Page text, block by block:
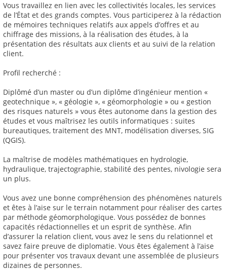
Vous travaillez en lien avec les collectivités locales, les services
de l’État et des grands comptes. Vous participerez à la rédaction
de mémoires techniques relatifs aux appels d’offres et au
chiffrage des missions, à la réalisation des études, à la
présentation des résultats aux clients et au suivi de la relation
client.
Profil recherché :
Diplômé d’un master ou d’un diplôme d’ingénieur mention «
geotechnique », « géologie », « géomorphologie » ou « gestion
des risques naturels » vous êtes autonome dans la gestion des
études et vous maîtrisez les outils informatiques : suites
bureautiques, traitement des MNT, modélisation diverses, SIG
(QGIS).
La maîtrise de modèles mathématiques en hydrologie,
hydraulique, trajectographie, stabilité des pentes, nivologie sera
un plus.
Vous avez une bonne compréhension des phénomènes naturels
et êtes à l’aise sur le terrain notamment pour réaliser des cartes
par méthode géomorphologique. Vous possédez de bonnes
capacités rédactionnelles et un esprit de synthèse. Afin
d’assurer la relation client, vous avez le sens du relationnel et
savez faire preuve de diplomatie. Vous êtes également à l’aise
pour présenter vos travaux devant une assemblée de plusieurs
dizaines de personnes.